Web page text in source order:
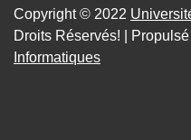
Copyright © 2022
Droits Réservés! |
Informatiques